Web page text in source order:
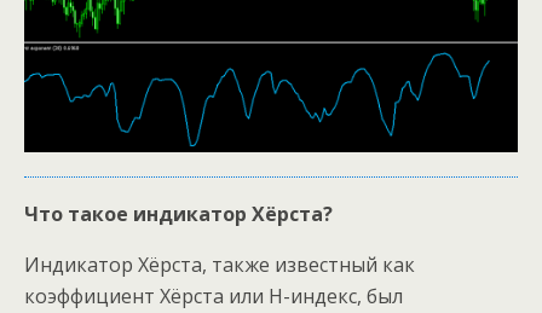
Что такое индикатор Хёрста?
Индикатор Хёрста, также известный как
коэффициент Хёрста или H-индекс, был